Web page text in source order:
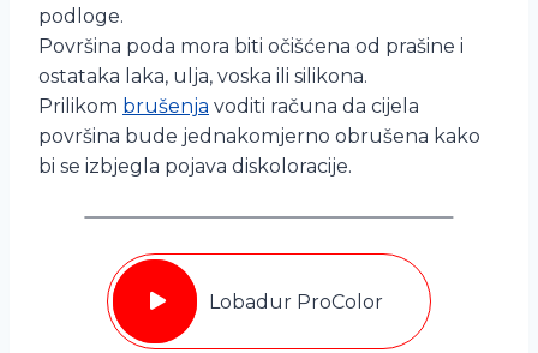
podloge.
Površina poda mora biti očišćena od prašine i
ostataka laka, ulja, voska ili silikona.
Prilikom brušenja voditi računa da cijela
površina bude jednakomjerno obrušena kako
bi se izbjegla pojava diskoloracije.
Lobadur ProColor